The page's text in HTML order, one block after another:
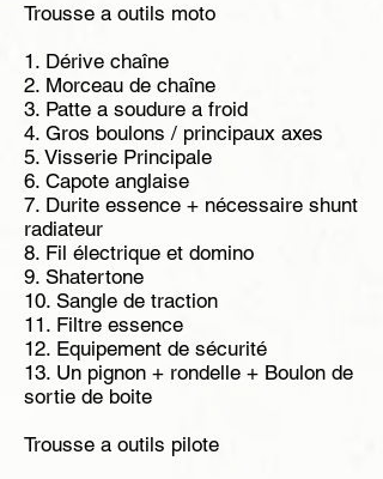
Trousse a outils moto
1. Dérive chaîne
2. Morceau de chaîne
3. Patte a soudure a froid
4. Gros boulons / principaux axes
5. Visserie Principale
6. Capote anglaise
7. Durite essence + nécessaire shunt
radiateur
8. Fil électrique et domino
9. Shatertone
10. Sangle de traction
11. Filtre essence
12. Equipement de sécurité
13. Un pignon + rondelle + Boulon de
sortie de boite
Trousse a outils pilote